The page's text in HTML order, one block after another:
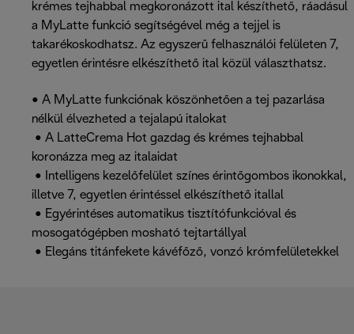
krémes tejhabbal megkoronázott ital készíthető, ráadásul
a MyLatte funkció segítségével még a tejjel is
takarékoskodhatsz. Az egyszerű felhasználói felületen 7,
egyetlen érintésre elkészíthető ital közül választhatsz.
• A MyLatte funkciónak köszönhetően a tej pazarlása
nélkül élvezheted a tejalapú italokat
• A LatteCrema Hot gazdag és krémes tejhabbal
koronázza meg az italaidat
• Intelligens kezelőfelület színes érintőgombos ikonokkal,
illetve 7, egyetlen érintéssel elkészíthető itallal
• Egyérintéses automatikus tisztítófunkcióval és
mosogatógépben mosható tejtartállyal
• Elegáns titánfekete kávéfőző, vonzó krómfelületekkel